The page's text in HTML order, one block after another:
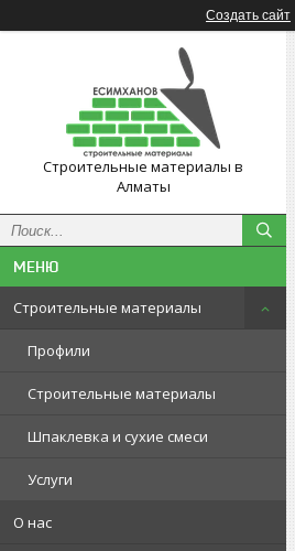
Создать сайт
Строительные материалы в
Алматы
Строительные материалы
Профили
Строительные материалы
Шпаклевка и сухие смеси
Услуги
О нас